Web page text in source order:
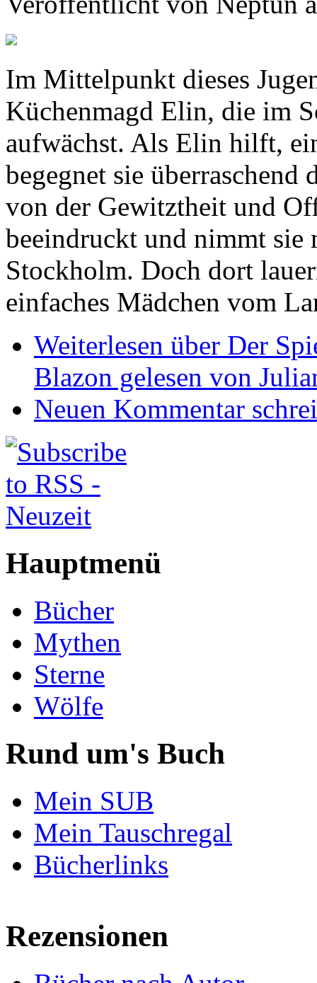
Im Mittelpunkt dieses
Küchenmagd Elin, die im
aufwächst. Als Elin hilft,
begegnet sie
von der Gewitztheit und
beeindruckt und nimmt sie
Stockholm. Doch dort
einfaches Mädchen vom
Weiterlesen über Der
Blazon gelesen von
Neuen Kommentar
Hauptmenü
Bücher
Mythen
Sterne
Wölfe
Rund um's Buch
Mein SUB
Mein Tauschregal
Bücherlinks
Rezensionen